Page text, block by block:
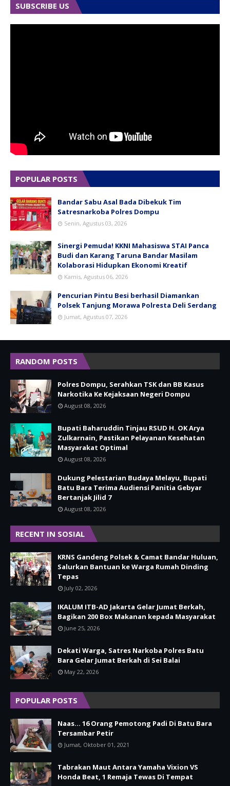
SUBSCRIBE US
POPULAR POSTS
Bandar Sabu Asal Bada Dibekuk Tim
Satresnarkoba Polres Dompu
Senin, Agustus 03, 2026
Sinergi Pemuda! KKNI Mahasiswa STAI Panca
Budi dan Karang Taruna Bandar Masilam
Kolaborasi Hidupkan Ekonomi Kreatif
Kamis, Agustus 06, 2026
Pencurian Pintu Besi berhasil Diamankan
Polsek Tanjung Morawa Polresta Deli Serdang
Jumat, Agustus 07, 2026
RANDOM POSTS
Polres Dompu, Serahkan TSK dan BB Kasus
Narkotika Ke Kejaksaan Negeri Dompu
August 08, 2026
Bupati Baharuddin Tinjau RSUD H. OK Arya
Zulkarnain, Pastikan Pelayanan Kesehatan
Masyarakat Optimal
August 08, 2026
Dukung Pelestarian Budaya Melayu, Bupati
Batu Bara Terima Audiensi Panitia Gebyar
Bertanjak Jilid 7
August 08, 2026
RECENT IN SOSIAL
KRNS Gandeng Polsek & Camat Bandar Huluan,
Salurkan Bantuan ke Warga Rumah Dinding
Tepas
July 02, 2026
IKALUM ITB-AD Jakarta Gelar Jumat Berkah,
Bagikan 200 Box Makanan kepada Masyarakat
June 25, 2026
Dekati Warga, Satres Narkoba Polres Batu
Bara Gelar Jumat Berkah di Sei Balai
May 22, 2026
POPULAR POSTS
Naas... 16 Orang Pemotong Padi Di Batu Bara
Tersambar Petir
Jumat, Oktober 01, 2021
Tabrakan Maut Antara Yamaha Vixion VS
Honda Beat, 1 Remaja Tewas Di Tempat